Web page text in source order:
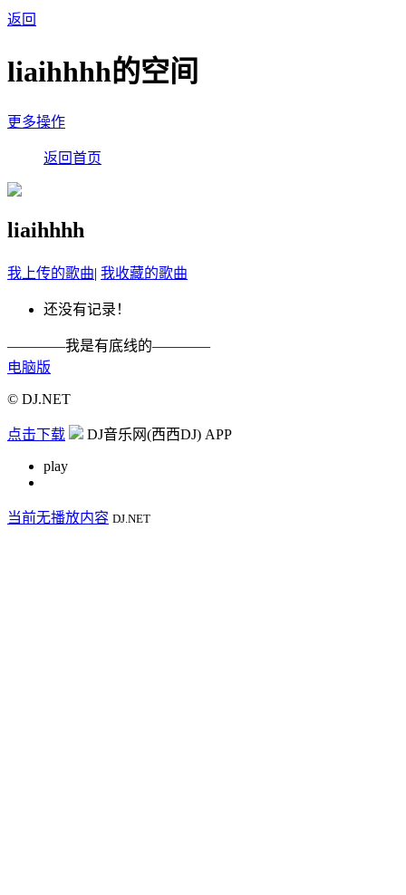
返回
liaihhhh的空间
更多操作
返回首页
liaihhhh
我上传的歌曲| 我收藏的歌曲
还没有记录！
————我是有底线的————
电脑版
© DJ.NET
点击下载 DJ音乐网(西西DJ) APP
play
当前无播放内容 DJ.NET